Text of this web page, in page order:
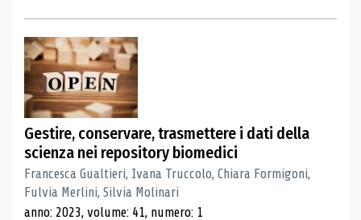
Gestire, conservare, trasmettere i dati della
scienza nei repository biomedici
Francesca Gualtieri, Ivana Truccolo, Chiara Formigoni,
Fulvia Merlini, Silvia Molinari
anno: 2023, volume: 41, numero: 1